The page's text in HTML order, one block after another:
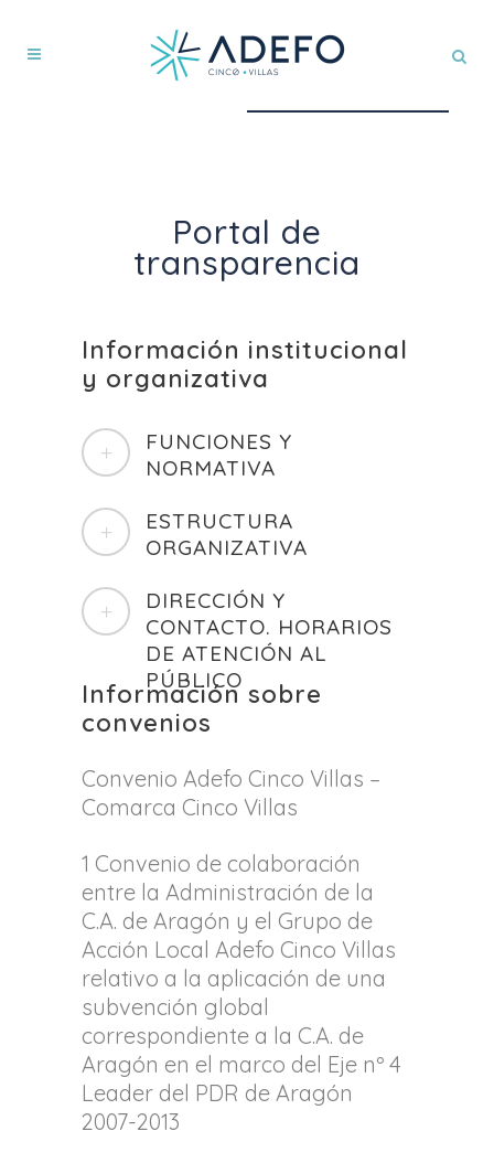
Portal de
transparencia
Información institucional
y organizativa
FUNCIONES Y
NORMATIVA
ESTRUCTURA
ORGANIZATIVA
DIRECCIÓN Y
CONTACTO. HORARIOS
DE ATENCIÓN AL
PÚBLICO
Información sobre
convenios
Convenio Adefo Cinco Villas –
Comarca Cinco Villas
1 Convenio de colaboración
entre la Administración de la
C.A. de Aragón y el Grupo de
Acción Local Adefo Cinco Villas
relativo a la aplicación de una
subvención global
correspondiente a la C.A. de
Aragón en el marco del Eje nº 4
Leader del PDR de Aragón
2007-2013